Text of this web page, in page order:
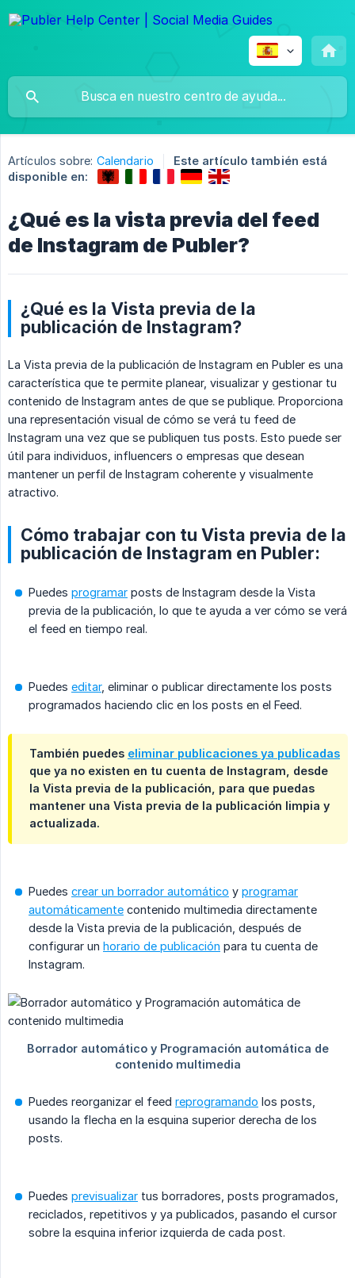
Artículos sobre: Calendario
Este artículo también está
disponible en:
¿Qué es la vista previa del feed
de Instagram de Publer?
¿Qué es la Vista previa de la
publicación de Instagram?
La Vista previa de la publicación de Instagram en Publer es una
característica que te permite planear, visualizar y gestionar tu
contenido de Instagram antes de que se publique. Proporciona
una representación visual de cómo se verá tu feed de
Instagram una vez que se publiquen tus posts. Esto puede ser
útil para individuos, influencers o empresas que desean
mantener un perfil de Instagram coherente y visualmente
atractivo.
Cómo trabajar con tu Vista previa de la
publicación de Instagram en Publer:
Puedes programar posts de Instagram desde la Vista
previa de la publicación, lo que te ayuda a ver cómo se verá
el feed en tiempo real.
Puedes editar, eliminar o publicar directamente los posts
programados haciendo clic en los posts en el Feed.
También puedes eliminar publicaciones ya publicadas
que ya no existen en tu cuenta de Instagram, desde
la Vista previa de la publicación, para que puedas
mantener una Vista previa de la publicación limpia y
actualizada.
Puedes crear un borrador automático y programar
automáticamente contenido multimedia directamente
desde la Vista previa de la publicación, después de
configurar un horario de publicación para tu cuenta de
Instagram.
Puedes reorganizar el feed reprogramando los posts,
usando la flecha en la esquina superior derecha de los
posts.
Puedes previsualizar tus borradores, posts programados,
reciclados, repetitivos y ya publicados, pasando el cursor
sobre la esquina inferior izquierda de cada post.